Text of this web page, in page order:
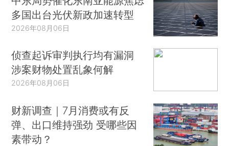
多国出台光伏新政加速转型
2026年08月06日
侦查起诉审判执行均有漏洞
涉案财物处置乱象何解
2026年08月06日
财新调查｜7月消费或有反
弹、出口维持强劲 受哪些因
素带动？